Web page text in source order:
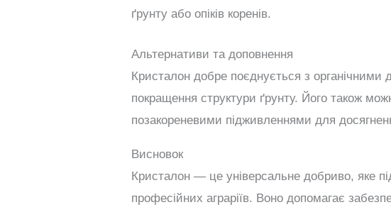
ґрунту або опіків коренів.
Альтернативи та доповнення
Кристалон добре поєднується з органічними
покращення структури ґрунту. Його також
позакореневими підживленнями для
Висновок
Кристалон — це універсальне добриво, яке
професійних аграріїв. Воно допомагає